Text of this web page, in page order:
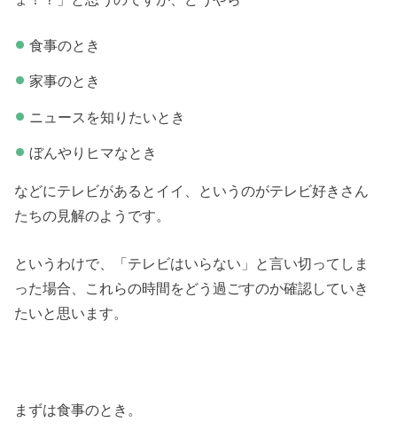
食事のとき
家事のとき
ニュースを知りたいとき
ぼんやりヒマなとき
などにテレビがあるとイイ、というのがテレビ好きさん
たちの見解のようです。
というわけで、「テレビはいらない」と言い切ってしま
った場合、これらの時間をどう過ごすのか確認していき
たいと思います。
まずは食事のとき。